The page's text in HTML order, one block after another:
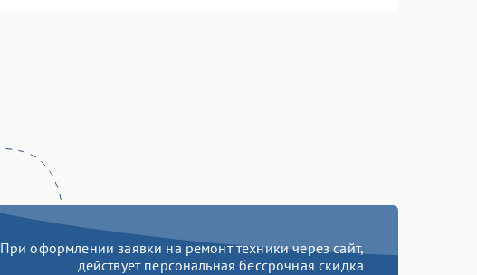
При оформлении заявки на ремонт техники через сайт,
действует персональная бессрочная скидка